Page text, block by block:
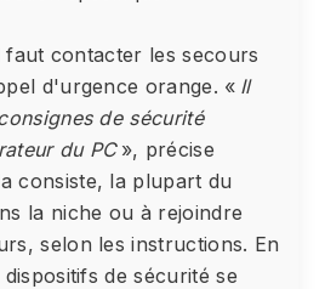
contacter les secours
d'urgence orange. « Il
de sécurité
du PC», précise
consiste, la plupart du
la niche ou à rejoindre
selon les instructions. En
de sécurité se